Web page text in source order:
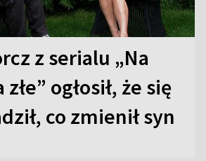
z serialu „Na
ogłosił, że się
co zmienił syn